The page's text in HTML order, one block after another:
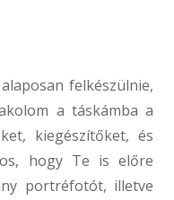
felkészülnie,
a táskámba a
kiegészítőket, és
hogy Te is előre
portréfotót, illetve